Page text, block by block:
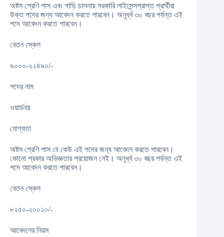
অষ্টম শ্রেণি পাস এবং গাড়ি চালনায় সরকারি লাইসেন্সপ্রাপ্ত প্রার্থীরা
উক্ত পদের জন্য আবেদন করতে পারবেন। অনূর্ধ্ব ৩০ বছর পর্যন্ত এই
পদে আবেদন করতে পারবেন।
বেতন স্কেল
৯০০০-২২৪৯০/-
পদের নাম
ওয়ার্ডবয়
যোগ্যতা
অষ্টম শ্রেণি পাস যে কেউ এই পদের জন্য আবেদন করতে পারবেন।
কোনো প্রকার অভিজ্ঞতার প্রয়োজন নেই। অনূর্ধ্ব ৩০ বছর পর্যন্ত এই
পদে আবেদন করতে পারবেন।
বেতন স্কেল
৮২৫০-২০০১০/-
আবেদনের নিয়ম